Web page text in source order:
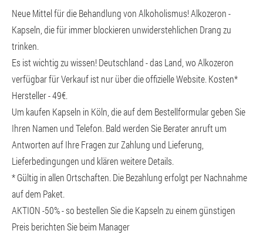
Neue Mittel für die Behandlung von Alkoholismus! Alkozeron -
Kapseln, die für immer blockieren unwiderstehlichen Drang zu
trinken.
Es ist wichtig zu wissen! Deutschland - das Land, wo Alkozeron
verfügbar für Verkauf ist nur über die offizielle Website. Kosten*
Hersteller - 49€.
Um kaufen Kapseln in Köln, die auf dem Bestellformular geben Sie
Ihren Namen und Telefon. Bald werden Sie Berater anruft um
Antworten auf Ihre Fragen zur Zahlung und Lieferung,
Lieferbedingungen und klären weitere Details.
* Gültig in allen Ortschaften. Die Bezahlung erfolgt per Nachnahme
auf dem Paket.
AKTION -50% - so bestellen Sie die Kapseln zu einem günstigen
Preis berichten Sie beim Manager